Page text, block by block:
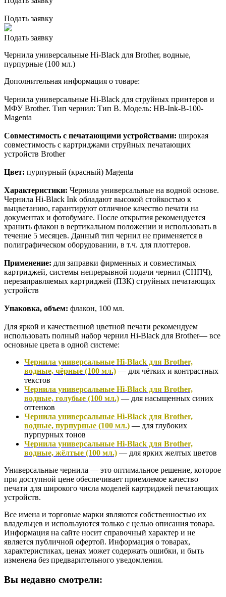
Подать заявку
Подать заявку
Чернила универсальные Hi-Black для Brother, водные,
пурпурные (100 мл.)
Дополнительная информация о товаре:
Чернила универсальные Hi-Black для струйных принтеров и
МФУ Brother. Тип чернил: Тип B. Модель: HB-Ink-B-100-
Magenta
Совместимость с печатающими устройствами: широкая
совместимость с картриджами струйных печатающих
устройств Brother
Цвет: пурпурный (красный) Magenta
Характеристики: Чернила универсальные на водной основе.
Чернила Hi-Black Ink обладают высокой стойкостью к
выцветанию, гарантируют отличное качество печати на
документах и фотобумаге. После открытия рекомендуется
хранить флакон в вертикальном положении и использовать в
течение 5 месяцев. Данный тип чернил не применяется в
полиграфическом оборудовании, в т.ч. для плоттеров.
Применение: для заправки фирменных и совместимых
картриджей, системы непрерывной подачи чернил (СНПЧ),
перезаправляемых картриджей (ПЗК) струйных печатающих
устройств
Упаковка, объем: флакон, 100 мл.
Для яркой и качественной цветной печати рекомендуем
использовать полный набор чернил Hi-Black для Brother— все
основные цвета в одной системе:
Чернила универсальные Hi-Black для Brother,
водные, чёрные (100 мл.) — для чётких и контрастных
текстов
Чернила универсальные Hi-Black для Brother,
водные, голубые (100 мл.) — для насыщенных синих
оттенков
Чернила универсальные Hi-Black для Brother,
водные, пурпурные (100 мл.) — для глубоких
пурпурных тонов
Чернила универсальные Hi-Black для Brother,
водные, жёлтые (100 мл.) — для ярких желтых цветов
Универсальные чернила — это оптимальное решение, которое
при доступной цене обеспечивает приемлемое качество
печати для широкого числа моделей картриджей печатающих
устройств.
Все имена и торговые марки являются собственностью их
владельцев и используются только с целью описания товара.
Информация на сайте носит справочный характер и не
является публичной офертой. Информация о товарах,
характеристиках, ценах может содержать ошибки, и быть
изменена без предварительного уведомления.
Вы недавно смотрели: